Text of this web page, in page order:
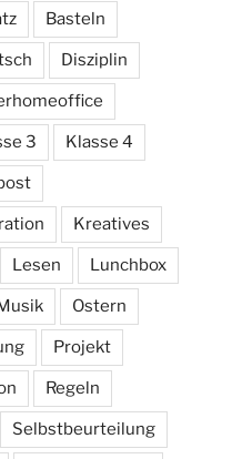
Basteln
Disziplin
3 Klasse 4
Kreatives
Lesen Lunchbox
Ostern
Projekt
Regeln
Selbstbeurteilung